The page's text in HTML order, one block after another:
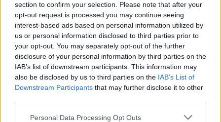
section to confirm your selection. Please note that after your
opt-out request is processed you may continue seeing
interest-based ads based on personal information utilized by
us or personal information disclosed to third parties prior to
your opt-out. You may separately opt-out of the further
disclosure of your personal information by third parties on the
IAB’s list of downstream participants. This information may
also be disclosed by us to third parties on the IAB’s List of
Downstream Participants that may further disclose it to other
Please note that this website/app uses one or more Google
Personal Data Processing Opt Outs
Σινεμά|06.10.2020 13:53